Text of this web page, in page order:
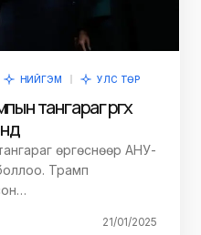
НИЙГЭМ
УЛС ТӨР
тангараг өргөх
өргөснөөр АНУ-
Трамп
21/01/2025